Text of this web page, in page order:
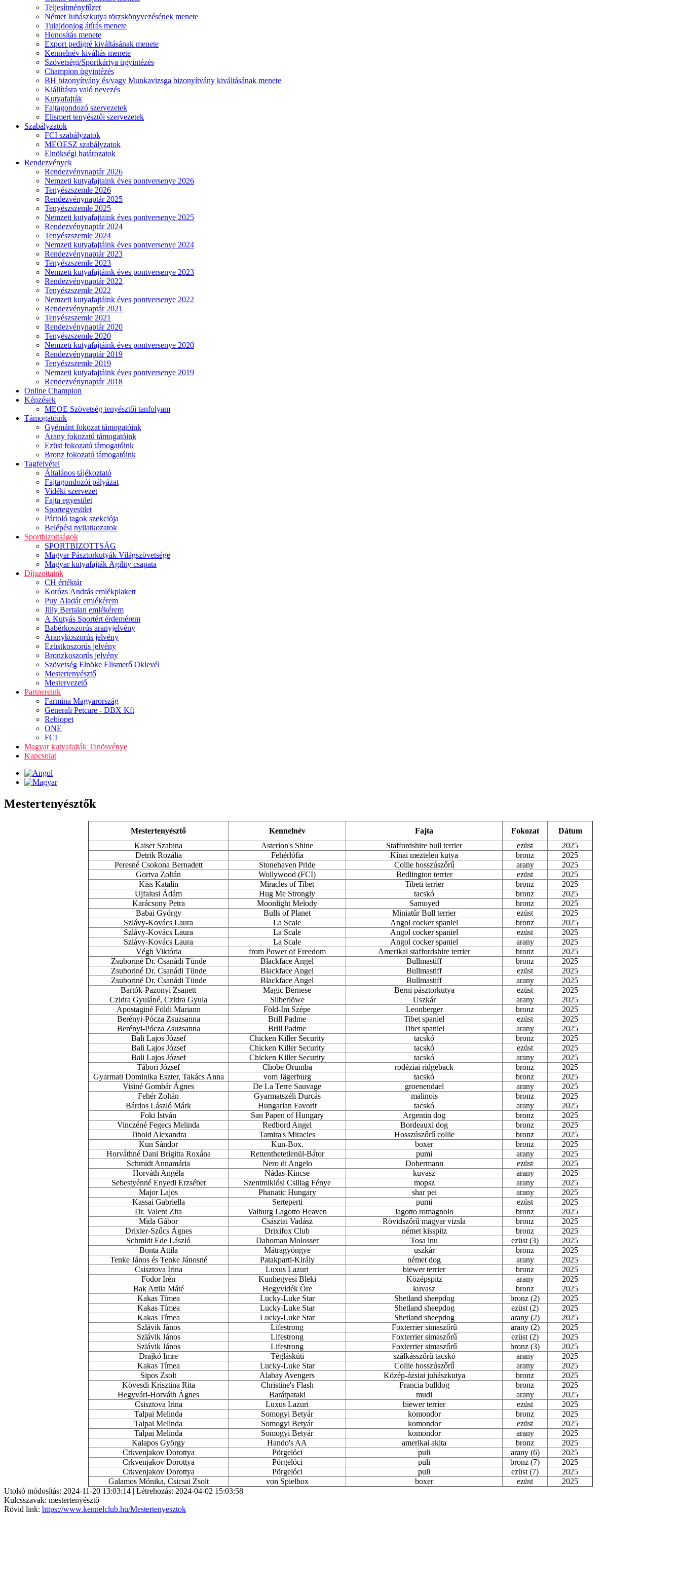
Teljesítményfűzet
Német Juhászkutya törzskönyvezésének menete
Tulajdonjog átírás menete
Honosítás menete
Export pedigré kiváltásának menete
Kennelnév kiváltás menete
Szövetségi/Sportkártya ügyintézés
Champion ügyintézés
BH bizonyítvány és/vagy Munkavizsga bizonyítvány kiváltásának menete
Kiállításra való nevezés
Kutyafajták
Fajtagondozó szervezetek
Elismert tenyésztői szervezetek
Szabályzatok
FCI szabályzatok
MEOESZ szabályzatok
Elnökségi határozatok
Rendezvények
Rendezvénynaptár 2026
Nemzeti kutyafajtaink éves pontversenye 2026
Tenyészszemle 2026
Rendezvénynaptár 2025
Tenyészszemle 2025
Nemzeti kutyafajtaink éves pontversenye 2025
Rendezvénynaptár 2024
Tenyészszemle 2024
Nemzeti kutyafajtáink éves pontversenye 2024
Rendezvénynaptár 2023
Tenyészszemle 2023
Nemzeti kutyafajtáink éves pontversenye 2023
Rendezvénynaptár 2022
Tenyészszemle 2022
Nemzeti kutyafajtáink éves pontversenye 2022
Rendezvénynaptár 2021
Tenyészszemle 2021
Rendezvénynaptár 2020
Tenyészszemle 2020
Nemzeti kutyafajtáink éves pontversenye 2020
Rendezvénynaptár 2019
Tenyészszemle 2019
Nemzeti kutyafajtáink éves pontversenye 2019
Rendezvénynaptár 2018
Online Champion
Képzések
MEOE Szövetség tenyésztői tanfolyam
Támogatóink
Gyémánt fokozat támogatóink
Arany fokozatú támogatóink
Ezüst fokozatú támogatóink
Bronz fokozatú támogatóink
Tagfelvétel
Általános tájékoztató
Fajtagondozói pályázat
Vidéki szervezet
Fajta egyesület
Sportegyesület
Pártoló tagok szekciója
Belépési nyilatkozatok
Sportbizottságok
SPORTBIZOTTSÁG
Magyar Pásztorkutyák Világszövetsége
Magyar kutyafajták Agility csapata
Díjazottaink
CH értéktár
Korózs András emlékplakett
Puy Aladár emlékérem
Jilly Bertalan emlékérem
A Kutyás Sportért érdemérem
Babérkoszorús aranyjelvény
Aranykoszorús jelvény
Ezüstkoszorús jelvény
Bronzkoszorús jelvény
Szövetség Elnöke Elismerő Oklevél
Mestertenyésztő
Mestervezető
Partnereink
Farmina Magyarország
Generali Petcare - DBX Kft
Rebiopet
ONE
FCI
Magyar kutyafajták Tanösvénye
Kapcsolat
Mestertenyésztők
Mestertenyésztő Kennelnév Fajta Fokozat
Dátum
Kaiser Szabina
Asterion's Shine Staffordshire bull terrier ezüst
2025
Detrik Rozália
Fehérlófia Kínai meztelen kutya bronz
2025
Peresné Csokona Bernadett
Stonehaven Pride Collie hosszúszőrű arany
2025
Gortva Zoltán
Wollywood (FCI) Bedlington terrier ezüst
2025
Kiss Katalin
Miracles of Tibet Tibeti terrier bronz
2025
Ujfalusi Ádám
Hug Me Strongly tacskó bronz
2025
Karácsony Petra
Moonlight Melody Samoyed bronz
2025
Babai György
Bulls of Planet Miniatűr Bull terrier ezüst
2025
Szlávy-Kovács Laura
La Scale Angol cocker spaniel bronz
2025
Szlávy-Kovács Laura
La Scale Angol cocker spaniel ezüst
2025
Szlávy-Kovács Laura
La Scale Angol cocker spaniel arany
2025
Végh Viktória
from Power of Freedom Amerikai staffordshire terrier bronz
2025
Zsuboriné Dr. Csanádi Tünde
Blackface Angel Bullmastiff bronz
2025
Zsuboriné Dr. Csanádi Tünde
Blackface Angel Bullmastiff ezüst
2025
Zsuboriné Dr. Csanádi Tünde
Blackface Angel Bullmastiff arany
2025
Bartók-Pazonyi Zsanett
Magic Bernese Berni pásztorkutya ezüst
2025
Czidra Gyuláné, Czidra Gyula
Silberlöwe Uszkár arany
2025
Apostaginé Földi Mariann
Föld-Im Szépe Leonberger bronz
2025
Berényi-Pócza Zsuzsanna
Brill Padme Tibet spaniel ezüst
2025
Berényi-Pócza Zsuzsanna
Brill Padme Tibet spaniel arany
2025
Bali Lajos József
Chicken Killer Security tacskó bronz
2025
Bali Lajos József
Chicken Killer Security tacskó ezüst
2025
Bali Lajos József
Chicken Killer Security tacskó arany
2025
Tábori József
Chobe Orumba rodéziai ridgeback bronz
2025
Gyarmati Dominika Eszter, Takács Anna
vom Jägerburg tacskó bronz
2025
Visiné Gombár Ágnes
De La Terre Sauvage groenendael arany
2025
Fehér Zoltán
Gyarmatszéli Durcás malinois bronz
2025
Bárdos László Márk
Hungarian Favorit tacskó arany
2025
Foki István
San Papen of Hungary Argentin dog bronz
2025
Vinczéné Fegecs Melinda
Redbord Angel Bordeauxi dog bronz
2025
Tibold Alexandra
Tamira's Miracles Hosszúszőrű collie bronz
2025
Kun Sándor
Kun-Box. boxer bronz
2025
Horváthné Dani Brigitta Roxána
Rettenthetetlenül-Bátor pumi arany
2025
Schmidt Annamária
Nero di Angelo Dobermann ezüst
2025
Horváth Angéla
Nádas-Kincse kuvasz arany
2025
Sebestyénné Enyedi Erzsébet
Szentmiklósi Csillag Fénye mopsz arany
2025
Major Lajos
Phanatic Hungary shar pei arany
2025
Kassai Gabriella
Serteperti pumi ezüst
2025
Dr. Valent Zita
Valburg Lagotto Heaven lagotto romagnolo bronz
2025
Mida Gábor
Császtai Vadász Rövidszőrű magyar vizsla bronz
2025
Drixler-Szűcs Ágnes
Drixifox Club német kisspitz bronz
2025
Schmidt Ede László
Dahoman Molosser Tosa inu ezüst (3)
2025
Bonta Attila
Mátragyöngye uszkár bronz
2025
Tenke János és Tenke Jánosné
Patakparti-Király német dog arany
2025
Csisztova Irina
Luxus Lazuri biewer terrier bronz
2025
Fodor Irén
Kunhegyesi Bleki Középspitz arany
2025
Bak Attila Máté
Hegyvidék Őre kuvasz bronz
2025
Kakas Tímea
Lucky-Luke Star Shetland sheepdog bronz (2)
2025
Kakas Tímea
Lucky-Luke Star Shetland sheepdog ezüst (2)
2025
Kakas Tímea
Lucky-Luke Star Shetland sheepdog arany (2)
2025
Szlávik János
Lifestrong Foxterrier simaszőrű arany (2)
2025
Szlávik János
Lifestrong Foxterrier simaszőrű ezüst (2)
2025
Szlávik János
Lifestrong Foxterrier simaszőrű bronz (3)
2025
Drajkó Imre
Tégláskúti szálkásszőrű tacskó arany
2025
Kakas Tímea
Lucky-Luke Star Collie hosszúszőrű arany
2025
Sipos Zsolt
Alabay Avengers Közép-ázsiai juhászkutya bronz
2025
Kövesdi Krisztina Rita
Christine's Flash Francia bulldog bronz
2025
Hegyvári-Horváth Ágnes
Barátpataki mudi arany
2025
Csisztova Irina
Luxus Lazuri biewer terrier ezüst
2025
Talpai Melinda
Somogyi Betyár komondor bronz
2025
Talpai Melinda
Somogyi Betyár komondor ezüst
2025
Talpai Melinda
Somogyi Betyár komondor arany
2025
Kalapos György
Hando's AA amerikai akita bronz
2025
Crkvenjakov Dorottya
Pörgelóci puli arany (6)
2025
Crkvenjakov Dorottya
Pörgelóci puli bronz (7)
2025
Crkvenjakov Dorottya
Pörgelóci puli ezüst (7)
2025
Galamos Mónika, Csicsai Zsolt
von Spielbox boxer ezüst
2025
Utolsó módosítás: 2024-11-20 13:03:14 | Létrehozás: 2024-04-02 15:03:58
Kulcsszavak: mestertenyésztő
Rövid link: https://www.kennelclub.hu/Mestertenyesztok